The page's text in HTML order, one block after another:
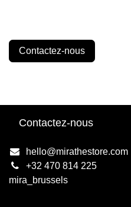
Contactez-nous
Contactez-nous
hello@mirathestore.com
+32 470 814 225
mira_brussels